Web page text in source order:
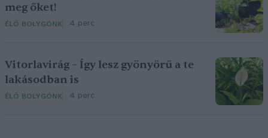
meg őket!
ÉLŐ BOLYGÓNK 4 perc
Vitorlavirág – Így lesz gyönyörű a te
lakásodban is
ÉLŐ BOLYGÓNK 4 perc